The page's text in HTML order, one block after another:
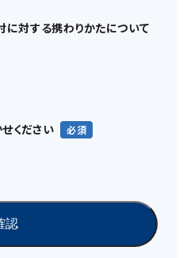
に対する携わりかたについて
ください